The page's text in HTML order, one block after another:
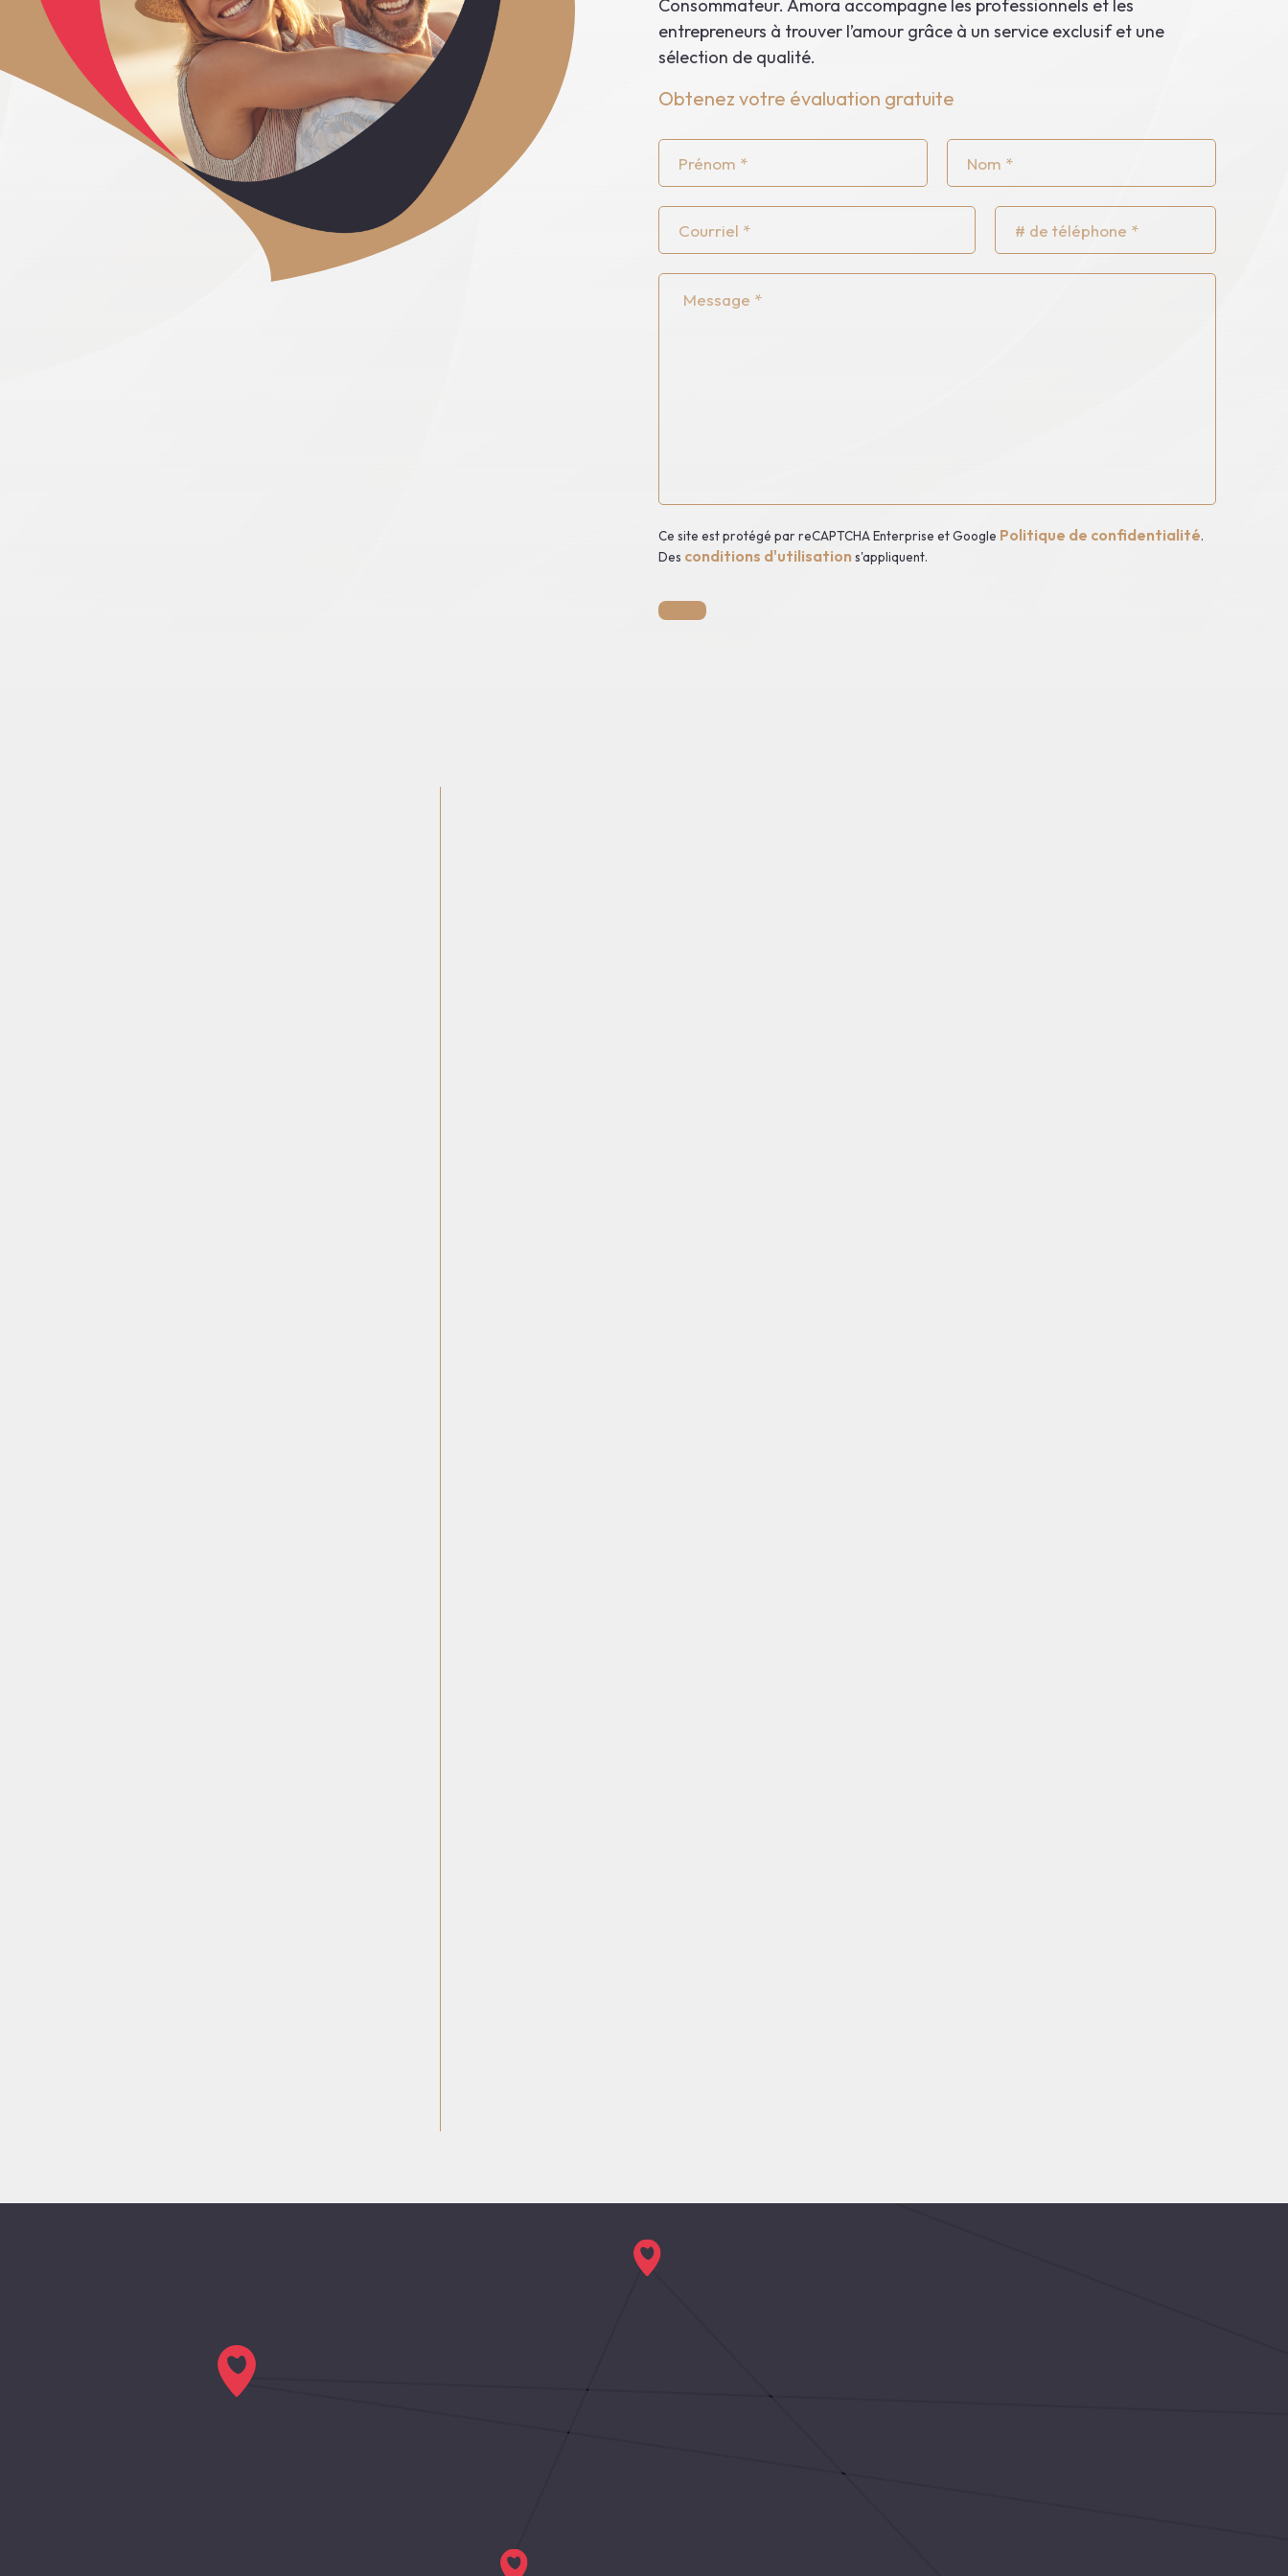
Débuter l’aventure
En
Consommateur. Amora accompagne les professionnels et les
entrepreneurs à trouver l’amour grâce à un service exclusif et une
sélection de qualité.
Obtenez votre évaluation gratuite
Prénom
Nom
Courriel Téléphone
Message
Ce site est protégé par reCAPTCHA Enterprise et Google Politique de confidentialité.
Des conditions d'utilisation s'appliquent.